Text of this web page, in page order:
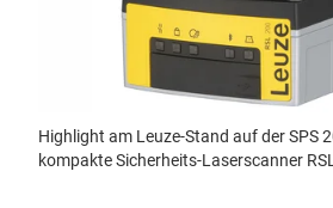
Highlight am Leuze-Stand auf der SPS
kompakte Sicherheits-Laserscanner